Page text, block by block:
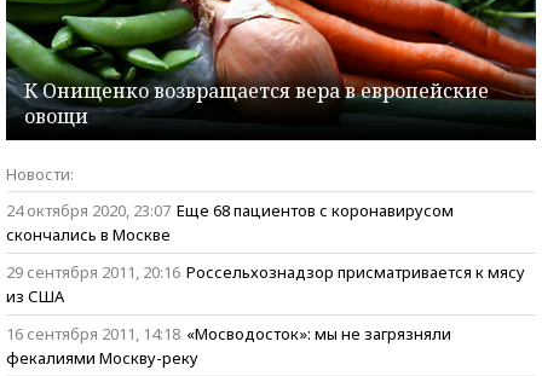
К Онищенко возвращается вера в европейские
овощи
Новости:
24 октября 2020, 23:07 Еще 68 пациентов с коронавирусом
скончались в Москве
29 сентября 2011, 20:16 Россельхознадзор присматривается к мясу
из США
16 сентября 2011, 14:18 «Мосводосток»: мы не загрязняли
фекалиями Москву-реку